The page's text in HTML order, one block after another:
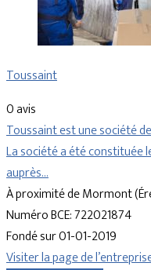
Toussaint
0 avis
Toussaint est une société
La société a été constituée
auprès…
À proximité de Mormont
Numéro BCE: 722021874
Fondé sur 01-01-2019
Visiter la page de